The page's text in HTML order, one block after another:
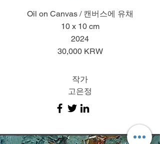
Oil on Canvas / 캔버스에 유채
10 x 10 cm
2024
30,000 KRW
작가
고은정